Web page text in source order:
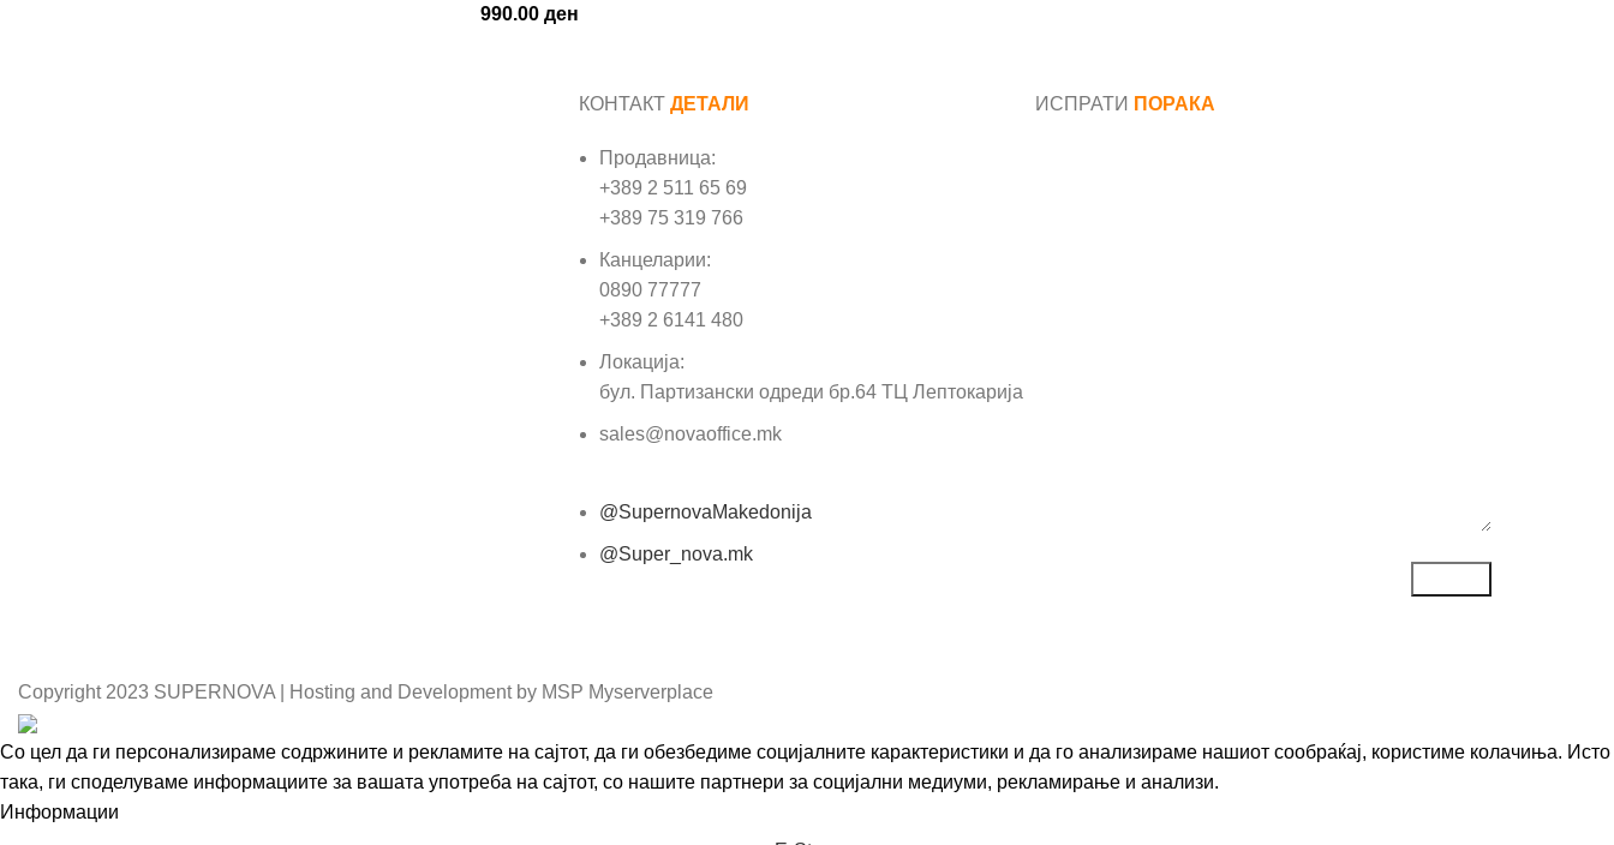
990.00 ден
КОНТАКТ ДЕТАЛИ
Продавница:
+389 2 511 65 69
+389 75 319 766
Канцеларии:
0890 77777
+389 2 6141 480
Локација:
бул. Партизански одреди бр.64 ТЦ Лептокарија
sales@novaoffice.mk
@SupernovaMakedonija
@Super_nova.mk
ИСПРАТИ ПОРАКА
Copyright 2023 SUPERNOVA | Hosting and Development by MSP Myserverplace
Со цел да ги персонализираме содржините и рекламите на сајтот, да ги обезбедиме социјалните карактеристики и да го анализираме нашиот сообраќај, користиме колачиња. Исто
така, ги споделуваме информациите за вашата употреба на сајтот, со нашите партнери за социјални медиуми, рекламирање и анализи.
Информации